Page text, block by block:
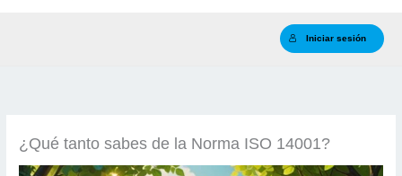
Iniciar sesión
¿Qué tanto sabes de la Norma ISO 14001?